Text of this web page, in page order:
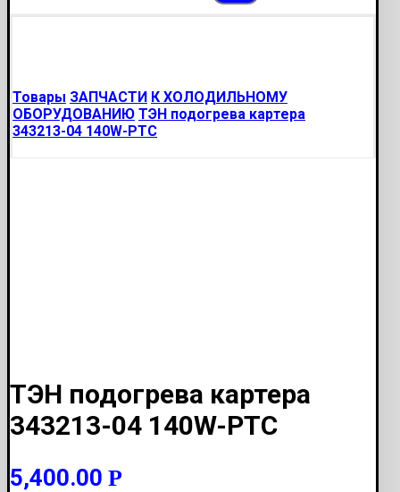
Товары ЗАПЧАСТИ К ХОЛОДИЛЬНОМУ
ОБОРУДОВАНИЮ ТЭН подогрева картера
343213-04 140W-PTC
ТЭН подогрева картера
343213-04 140W-PTC
5,400.00 Р